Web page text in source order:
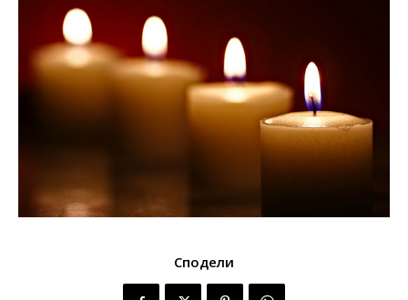
Сподели